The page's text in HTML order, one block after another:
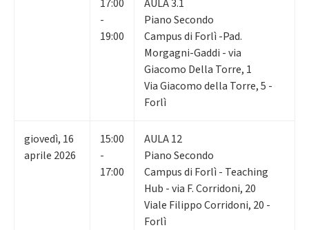
17:00
-
19:00
AULA 3.1
Piano Secondo
Campus di Forlì -Pad.
Morgagni-Gaddi - via
Giacomo Della Torre, 1
Via Giacomo della Torre, 5 -
Forlì
giovedì, 16
aprile 2026
15:00
-
17:00
AULA 12
Piano Secondo
Campus di Forlì - Teaching
Hub - via F. Corridoni, 20
Viale Filippo Corridoni, 20 -
Forlì